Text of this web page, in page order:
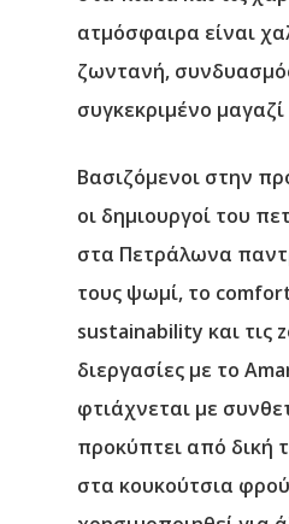
ατμόσφαιρα είναι
ζωντανή,
συγκεκριμένο
Βασιζόμενοι στην
οι δημιουργοί του
στα Πετράλωνα
τους ψωμί, το
sustainability και τις
διεργασίες με το
φτιάχνεται με
προκύπτει από δική
στα κουκούτσια